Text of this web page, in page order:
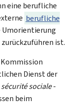
eine berufliche
berufliche
Umorientierung
ist.
Dienst der
sociale-
beim